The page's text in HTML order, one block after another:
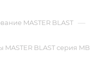
MASTER BLAST —
BLAST серия MB